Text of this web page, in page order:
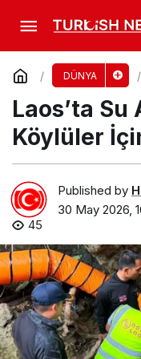
DÜNYA
Laos’ta Su
Köylüler
Published by
30 May 2026,
45
Trump’ın
Vermeli!
Comment